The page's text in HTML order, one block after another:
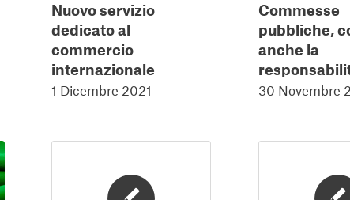
Nuovo servizio
dedicato al
commercio
internazionale
1 Dicembre 2021
Commesse
pubbliche,
anche la
30 Novembre